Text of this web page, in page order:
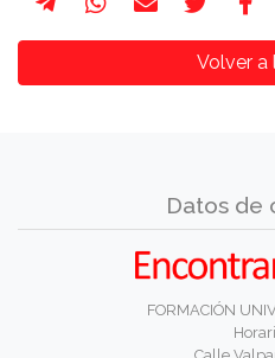
Volver a
Datos de
FORMACIÓN